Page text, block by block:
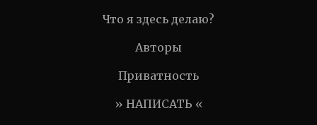
Что я здесь делаю?
Авторы
Приватность
» НАПИСАТЬ «